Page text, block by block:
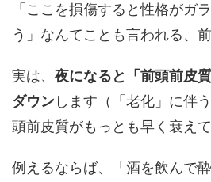
「ここを損傷すると性格がガ
う」なんてことも言われる、前
実は、 夜になると「前頭前皮
ダウンします（「老化」に伴
頭前皮質がもっとも早く衰えて
例えるならば、「酒を飲んで